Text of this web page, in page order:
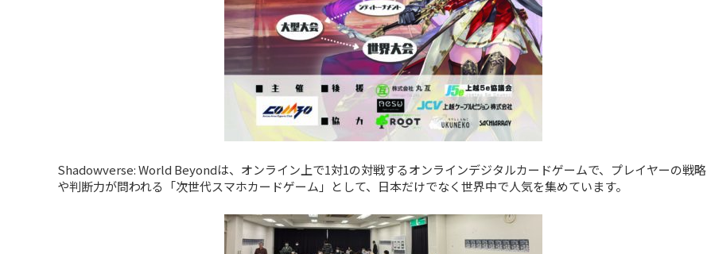
Shadowverse: World Beyondは、オンライン上で1対1の対戦するオンラインデジタルカードゲームで、プレイヤーの戦略
や判断力が問われる「次世代スマホカードゲーム」として、日本だけでなく世界中で人気を集めています。